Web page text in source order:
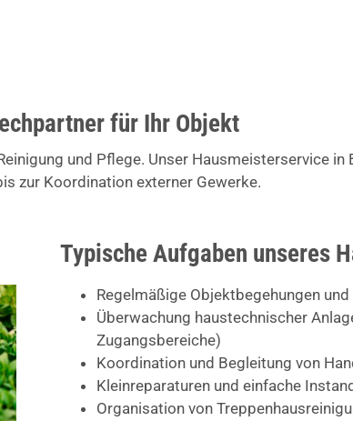
für Ihr Objekt
und Pflege. Unser Hausmeisterservice
zur Koordination externer Gewerke.
Typische Aufgaben unseres
Regelmäßige Objektbegehungen
Überwachung haustechnischer
Zugangsbereiche)
Koordination und Begleitung von
Kleinreparaturen und einfache
Organisation von